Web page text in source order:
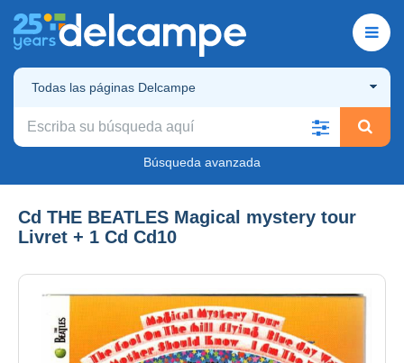
Todas las páginas Delcampe
Búsqueda avanzada
Cd THE BEATLES Magical mystery tour
Livret + 1 Cd Cd10